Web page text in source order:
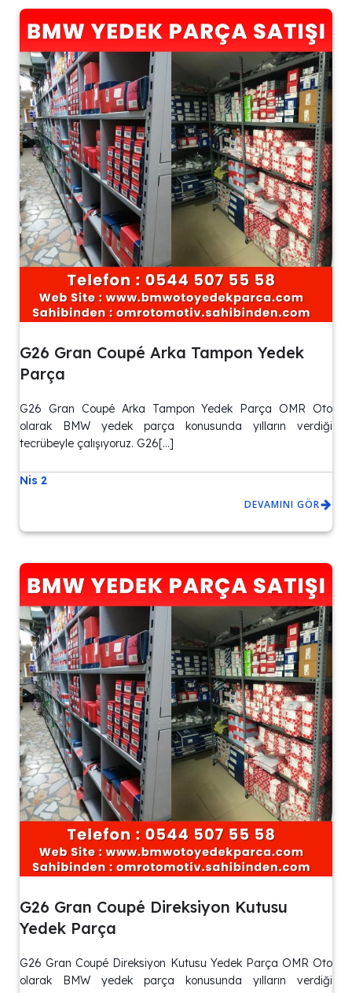
G26 Gran Coupé Arka Tampon Yedek
Parça
G26 Gran Coupé Arka Tampon Yedek Parça OMR Oto
olarak BMW yedek parça konusunda yılların verdiği
tecrübeyle çalışıyoruz. G26[…]
Nis 2
DEVAMINI GÖR
G26 Gran Coupé Direksiyon Kutusu
Yedek Parça
G26 Gran Coupé Direksiyon Kutusu Yedek Parça OMR Oto
olarak BMW yedek parça konusunda yılların verdiği